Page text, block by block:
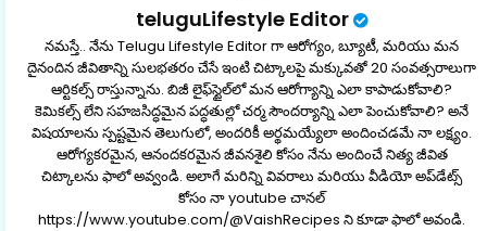
teluguLifestyle Editor
నమస్తే.. నేను Telugu Lifestyle Editor గా ఆరోగ్యం, బ్యూటీ, మరియు మన
దైనందిన జీవితాన్ని సులభతరం చేసే ఇంటి చిట్కాలపై మక్కువతో 20 సంవత్సరాలుగా
ఆర్టికల్స్ రాస్తున్నాను. బిజీ లైఫ్‌స్టైల్‌లో మన ఆరోగ్యాన్ని ఎలా కాపాడుకోవాలి?
కెమికల్స్ లేని సహజసిద్ధమైన పద్ధతుల్లో చర్మ సౌందర్యాన్ని ఎలా పెంచుకోవాలి? అనే
విషయాలను స్పష్టమైన తెలుగులో, అందరికీ అర్థమయ్యేలా అందించడమే నా లక్ష్యం.
ఆరోగ్యకరమైన, ఆనందకరమైన జీవనశైలి కోసం నేను అందించే నిత్య జీవిత
చిట్కాలను ఫాలో అవ్వండి. అలాగే మరిన్ని వివరాలు మరియు వీడియో అప్‌డేట్స్
కోసం నా youtube చానల్
https://www.youtube.com/@VaishRecipes ని కూడా ఫాలో అవండి.